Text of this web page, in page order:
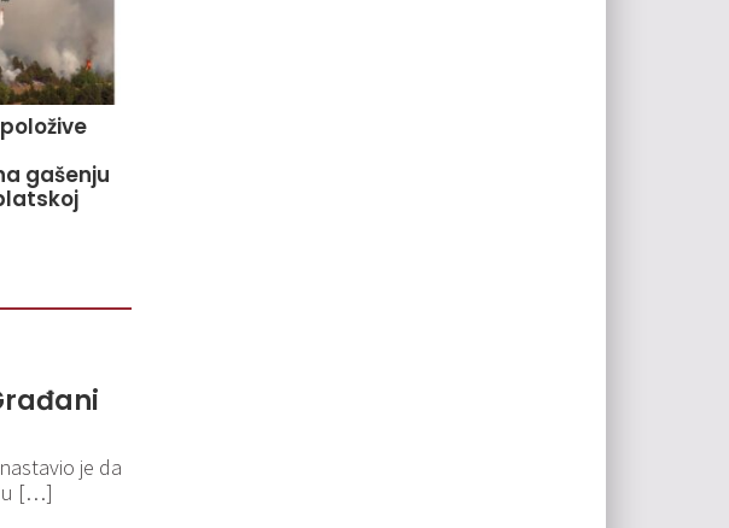
gašenju
je da
[…]